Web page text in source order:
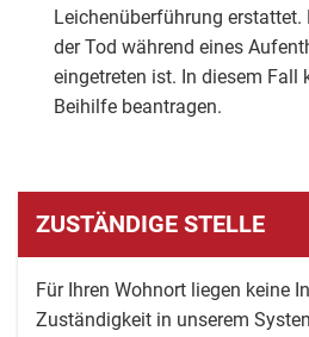
Leichenüberführung erstattet.
der Tod während eines
eingetreten ist. In diesem Fall
Beihilfe beantragen.
ZUSTÄNDIGE STELLE
Für Ihren Wohnort liegen keine
Zuständigkeit in unserem